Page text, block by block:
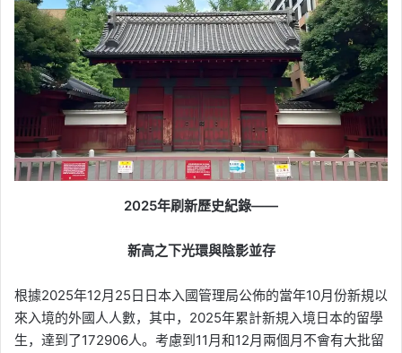
2025年刷新歷史紀錄——
新高之下光環與陰影並存
根據2025年12月25日日本入國管理局公佈的當年10月份新規以
來入境的外國人人數，其中，2025年累計新規入境日本的留學
生，達到了172906人。考慮到11月和12月兩個月不會有大批留